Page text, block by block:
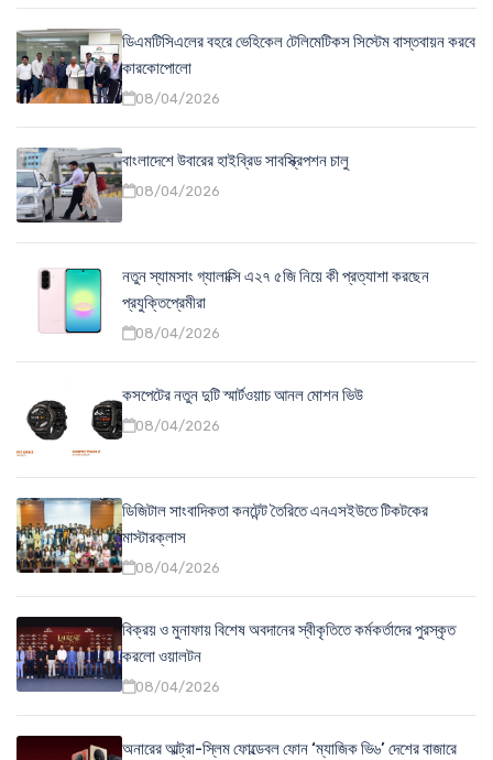
ডিএমটিসিএলের বহরে ভেহিকেল টেলিমেটিকস সিস্টেম বাস্তবায়ন করবে
কারকোপোলো
08/04/2026
বাংলাদেশে উবারের হাইব্রিড সাবস্ক্রিপশন চালু
08/04/2026
নতুন স্যামসাং গ্যালাক্সি এ২৭ ৫জি নিয়ে কী প্রত্যাশা করছেন
প্রযুক্তিপ্রেমীরা
08/04/2026
কসপেটের নতুন দুটি স্মার্টওয়াচ আনল মোশন ভিউ
08/04/2026
ডিজিটাল সাংবাদিকতা কনটেন্ট তৈরিতে এনএসইউতে টিকটকের
মাস্টারক্লাস
08/04/2026
বিক্রয় ও মুনাফায় বিশেষ অবদানের স্বীকৃতিতে কর্মকর্তাদের পুরস্কৃত
করলো ওয়ালটন
08/04/2026
অনারের আল্ট্রা-স্লিম ফোল্ডেবল ফোন ‘ম্যাজিক ভি৬’ দেশের বাজারে